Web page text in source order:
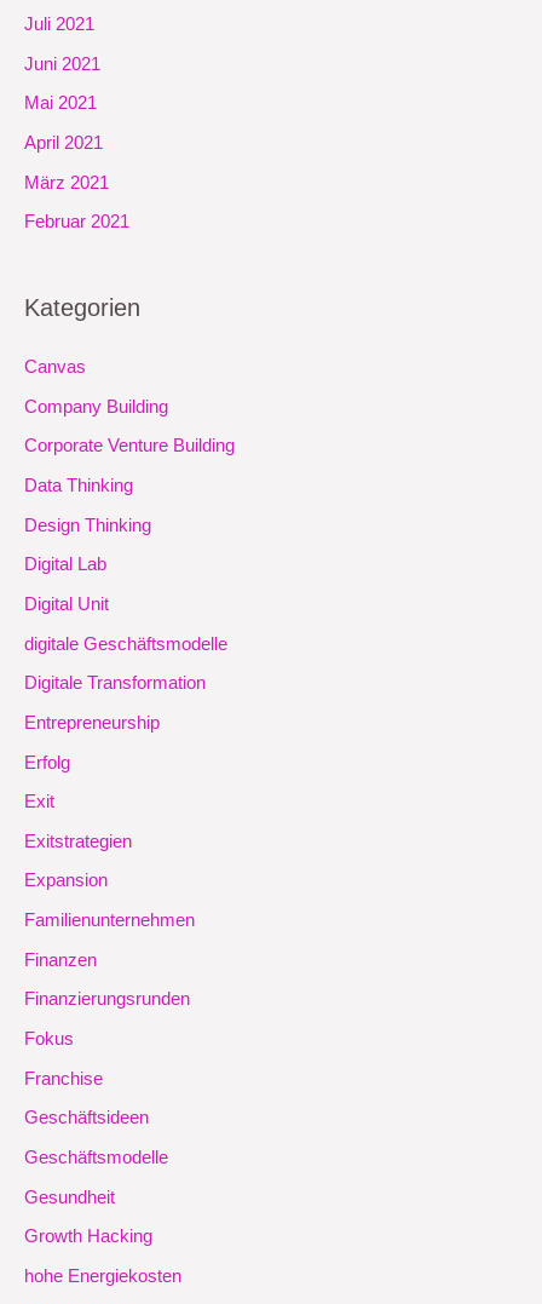
Juli 2021
Juni 2021
Mai 2021
April 2021
März 2021
Februar 2021
Kategorien
Canvas
Company Building
Corporate Venture Building
Data Thinking
Design Thinking
Digital Lab
Digital Unit
digitale Geschäftsmodelle
Digitale Transformation
Entrepreneurship
Erfolg
Exit
Exitstrategien
Expansion
Familienunternehmen
Finanzen
Finanzierungsrunden
Fokus
Franchise
Geschäftsideen
Geschäftsmodelle
Gesundheit
Growth Hacking
hohe Energiekosten